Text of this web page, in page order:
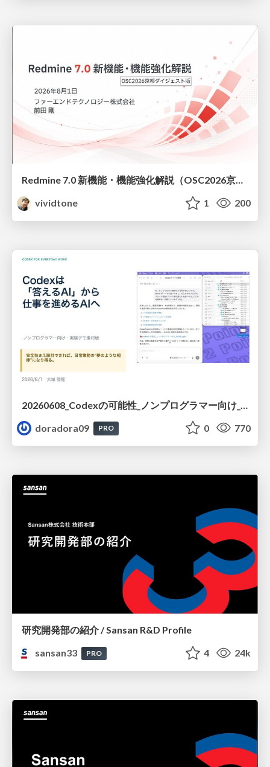
Redmine 7.0 新機能・機能強化解説（OSC2026京都ダイジェスト版）
vividtone
1 200
doradora09
PRO 0 770
研究開発部の紹介 / Sansan R&D Profile
sansan33
PRO 4 24k